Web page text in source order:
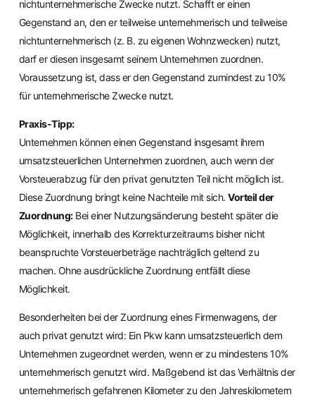
nichtunternehmerische Zwecke nutzt. Schafft er einen
Gegenstand an, den er teilweise unternehmerisch und teilweise
nichtunternehmerisch (z. B. zu eigenen Wohnzwecken) nutzt,
darf er diesen insgesamt seinem Unternehmen zuordnen.
Voraussetzung ist, dass er den Gegenstand zumindest zu 10%
für unternehmerische Zwecke nutzt.
Praxis-Tipp:
Unternehmen können einen Gegenstand insgesamt ihrem
umsatzsteuerlichen Unternehmen zuordnen, auch wenn der
Vorsteuerabzug für den privat genutzten Teil nicht möglich ist.
Diese Zuordnung bringt keine Nachteile mit sich.Vorteil der
Zuordnung:Bei einer Nutzungsänderung besteht später die
Möglichkeit, innerhalb des Korrekturzeitraums bisher nicht
beanspruchte Vorsteuerbeträge nachträglich geltend zu
machen. Ohne ausdrückliche Zuordnung entfällt diese
Möglichkeit.
Besonderheiten bei der Zuordnung eines Firmenwagens, der
auch privat genutzt wird: Ein Pkw kann umsatzsteuerlich dem
Unternehmen zugeordnet werden, wenn er zu mindestens 10%
unternehmerisch genutzt wird. Maßgebend ist das Verhältnis der
unternehmerisch gefahrenen Kilometer zu den Jahreskilometern